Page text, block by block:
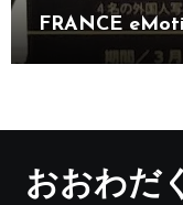
FRANCE
おおわだ